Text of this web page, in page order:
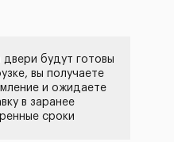
двери будут готовы
вы получаете
и ожидаете
в заранее
сроки